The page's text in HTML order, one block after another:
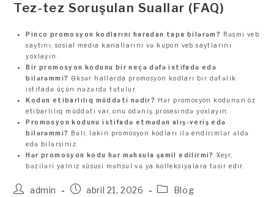
Tez-tez Soruşulan Suallar (FAQ)
Pinco promosyon kodlarını haradan tapa bilərəm? Rəsmi veb
saytını, sosial media kanallarını və kupon veb saytlarını
yoxlayın.
Bir promosyon kodunu bir neçə dəfə istifadə edə
bilərəmmi? Əksər hallarda promosyon kodları bir dəfəlik
istifadə üçün nəzərdə tutulur.
Kodun etibarlılıq müddəti nədir? Hər promosyon kodunun öz
etibarlılıq müddəti var, onu ödəniş prosesində yoxlayın.
Promosyon kodunu istifadə etmədən alış-veriş edə
bilərəmmi? Bəli, lakin promosyon kodları ilə endirimlər əldə
edə bilərsiniz.
Hər promosyon kodu hər məhsula şamil edilirmi? Xeyr,
bəziləri yalnız xüsusi məhsul və ya kolleksiyalara təsir edir.
Autoradmin
Publicación
abril 21, 2026
Categoría
Blog